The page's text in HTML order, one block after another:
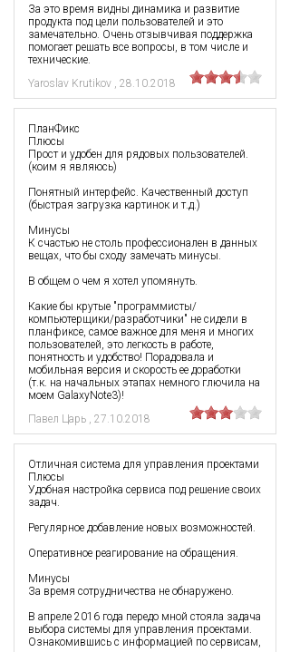
Yaroslav Krutikov , 28.10.2018
За это время видны динамика и развитие
продукта под цели пользователей и это
замечательно. Очень отзывчивая поддержка
помогает решать все вопросы, в том числе и
технические.
Павел Царь , 27.10.2018
ПланФикс
Плюсы
Прост и удобен для рядовых пользователей.
(коим я являюсь)
Понятный интерфейс. Качественный доступ
(быстрая загрузка картинок и т.д.)
Минусы
К счастью не столь профессионален в данных
вещах, что бы сходу замечать минусы.
В общем о чем я хотел упомянуть.
Какие бы крутые "программисты/
компьютерщики/разработчики" не сидели в
планфиксе, самое важное для меня и многих
пользователей, это легкость в работе,
понятность и удобство! Порадовала и
мобильная версия и скорость ее доработки
(т.к. на начальных этапах немного глючила на
моем GalaxyNote3)!
Отличная система для управления проектами
Плюсы
Удобная настройка сервиса под решение своих
задач.
Регулярное добавление новых возможностей.
Оперативное реагирование на обращения.
Минусы
За время сотрудничества не обнаружено.
В апреле 2016 года передо мной стояла задача
выбора системы для управления проектами.
Ознакомившись с информацией по сервисам,